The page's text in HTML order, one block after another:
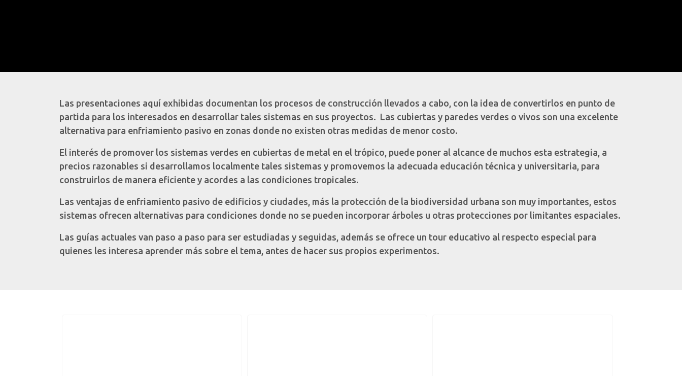
Las presentaciones aquí exhibidas documentan los procesos de construcción llevados a cabo, con la idea de convertirlos en punto de
partida para los interesados en desarrollar tales sistemas en sus proyectos. Las cubiertas y paredes verdes o vivos son una excelente
alternativa para enfriamiento pasivo en zonas donde no existen otras medidas de menor costo.
El interés de promover los sistemas verdes en cubiertas de metal en el trópico, puede poner al alcance de muchos esta estrategia, a
precios razonables si desarrollamos localmente tales sistemas y promovemos la adecuada educación técnica y universitaria, para
construirlos de manera eficiente y acordes a las condiciones tropicales.
Las ventajas de enfriamiento pasivo de edificios y ciudades, más la protección de la biodiversidad urbana son muy importantes, estos
sistemas ofrecen alternativas para condiciones donde no se pueden incorporar árboles u otras protecciones por limitantes espaciales.
Las guías actuales van paso a paso para ser estudiadas y seguidas, además se ofrece un tour educativo al respecto especial para
quienes les interesa aprender más sobre el tema, antes de hacer sus propios experimentos.